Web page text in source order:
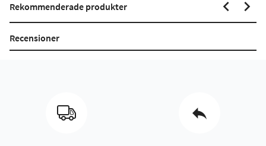
Rekommenderade produkter
Recensioner